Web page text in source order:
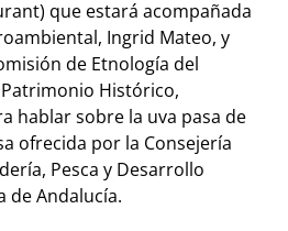
que estará acompañada
Ingrid Mateo, y
de Etnología del
Histórico,
hablar sobre la uva pasa de
ofrecida por la Consejería
Pesca y Desarrollo
de Andalucía.